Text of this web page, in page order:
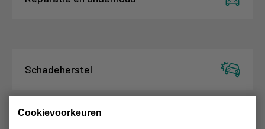
Cookievoorkeuren
Schadeherstel